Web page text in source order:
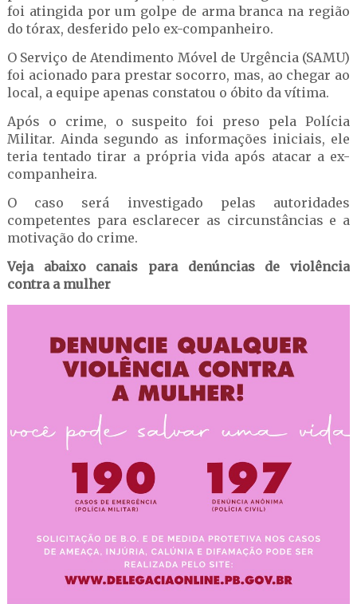
foi atingida por um golpe de arma branca na região
do tórax, desferido pelo ex-companheiro.
O Serviço de Atendimento Móvel de Urgência (SAMU)
foi acionado para prestar socorro, mas, ao chegar ao
local, a equipe apenas constatou o óbito da vítima.
Após o crime, o suspeito foi preso pela Polícia
Militar. Ainda segundo as informações iniciais, ele
teria tentado tirar a própria vida após atacar a ex-
companheira.
O caso será investigado pelas autoridades
competentes para esclarecer as circunstâncias e a
motivação do crime.
Veja abaixo canais para denúncias de violência
contra a mulher